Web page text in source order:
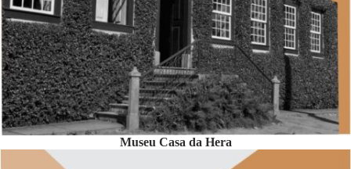
Museu Casa da Hera